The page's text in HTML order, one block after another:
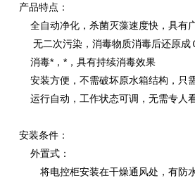
产品特点：
全自动净化，杀菌灭藻速度快，具有
无二次污染，消毒物质消毒后还原成
消毒*，*，具有持续消毒效果
安装方便，不需破坏原水箱结构，只
运行自动，工作状态可调，无需专人
安装条件：
外置式：
将电控柜安装在干燥通风处，有防